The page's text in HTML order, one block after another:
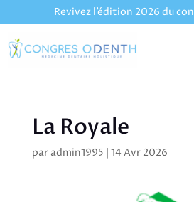
Revivez l’édition 2026 du
La Royale
par admin1995 | 14 Avr 2026